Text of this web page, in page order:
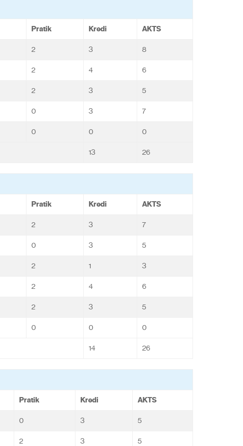
Pratik Kredi AKTS
2 3 8
2 4 6
2 3 5
0 3 7
0 0 0
13 26
Pratik Kredi AKTS
2 3 7
0 3 5
2 1 3
2 4 6
2 3 5
0 0 0
14 26
Pratik Kredi AKTS
0 3 5
2 3 5